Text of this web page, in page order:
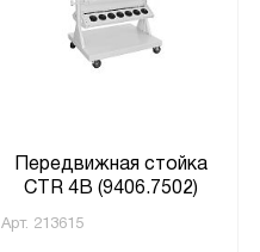
Передвижная стойка
CTR 4B (9406.7502)
Арт. 213615